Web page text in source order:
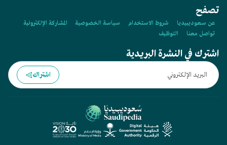
تصفح
عن سعوديبيديا شروط الاستخدام سياسة الخصوصية
المشاركة الإلكترونية
تواصل معنا
التوظيف
اشترك في النشرة البريدية
اشتراك